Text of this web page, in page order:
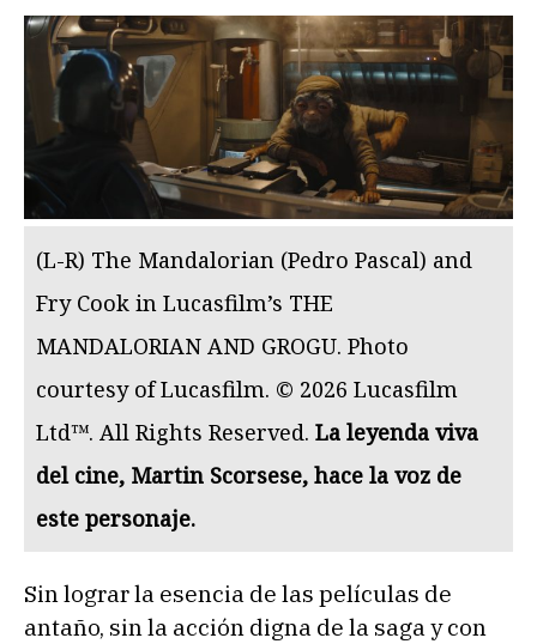
(L-R) The Mandalorian (Pedro Pascal) and
Fry Cook in Lucasfilm’s THE
MANDALORIAN AND GROGU. Photo
courtesy of Lucasfilm. © 2026 Lucasfilm
Ltd™. All Rights Reserved. La leyenda viva
del cine, Martin Scorsese, hace la voz de
este personaje.
Sin lograr la esencia de las películas de
antaño, sin la acción digna de la saga y con